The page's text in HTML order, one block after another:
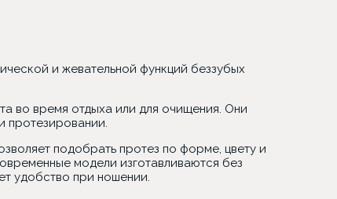
и жевательной функций беззубых
во время отдыха или для очищения. Они
протезировании.
подобрать протез по форме, цвету и
модели изготавливаются без
удобство при ношении.